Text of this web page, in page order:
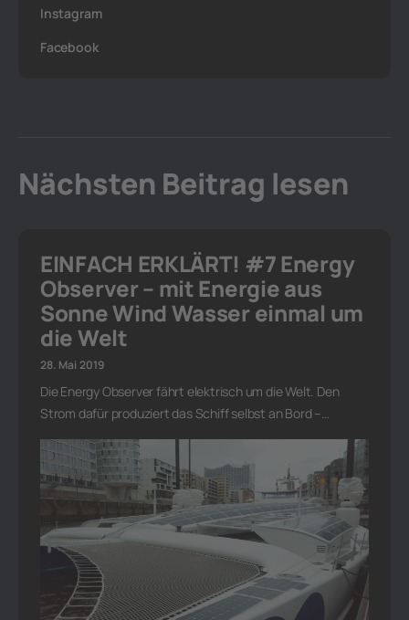
Instagram
Facebook
Nächsten Beitrag lesen
EINFACH ERKLÄRT! #7 Energy
Observer – mit Energie aus
Sonne Wind Wasser einmal um
die Welt
28. Mai 2019
Die Energy Observer fährt elektrisch um die Welt. Den
Strom dafür produziert das Schiff selbst an Bord –…